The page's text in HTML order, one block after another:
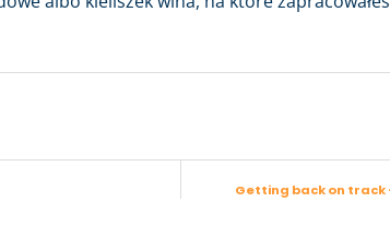
Getting back on